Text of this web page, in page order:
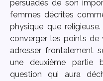
persuadés de son
femmes décrites
physique que
converger les points de
adresser frontalement
une deuxième partie
question qui aura